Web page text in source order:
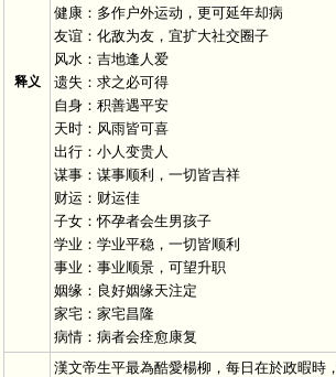
释义
健康：多作户外运动，更可延年却病
友谊：化敌为友，宜扩大社交圈子
风水：吉地逢人爱
遗失：求之必可得
自身：积善遇平安
天时：风雨皆可喜
出行：小人变贵人
谋事：谋事顺利，一切皆吉祥
财运：财运佳
子女：怀孕者会生男孩子
学业：学业平稳，一切皆顺利
事业：事业顺景，可望升职
姻缘：良好姻缘天注定
家宅：家宅昌隆
病情：病者会痊愈康复
漢文帝生平最為酷愛楊柳，每日在於政暇時